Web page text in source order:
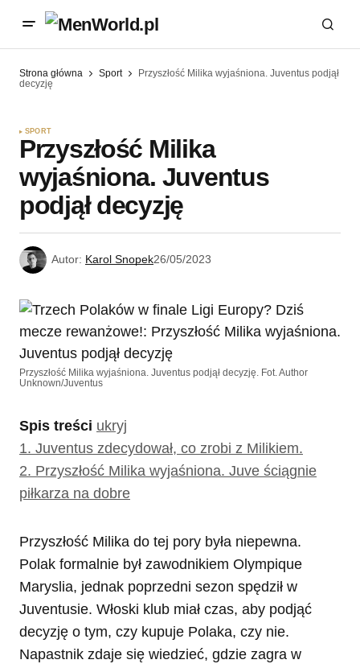
Strona główna Sport
Przyszłość Milika wyjaśniona. Juventus podjął
decyzję
SPORT
Przyszłość Milika
wyjaśniona. Juventus
podjął decyzję
Autor: Karol Snopek26/05/2023
Przyszłość Milika wyjaśniona. Juventus podjął decyzję. Fot. Author
Unknown/Juventus
Spis treści ukryj
1. Juventus zdecydował, co zrobi z Milikiem.
2. Przyszłość Milika wyjaśniona. Juve ściągnie
piłkarza na dobre
Przyszłość Milika do tej pory była niepewna.
Polak formalnie był zawodnikiem Olympique
Maryslia, jednak poprzedni sezon spędził w
Juventusie. Włoski klub miał czas, aby podjąć
decyzję o tym, czy kupuje Polaka, czy nie.
Napastnik zdaje się wiedzieć, gdzie zagra w